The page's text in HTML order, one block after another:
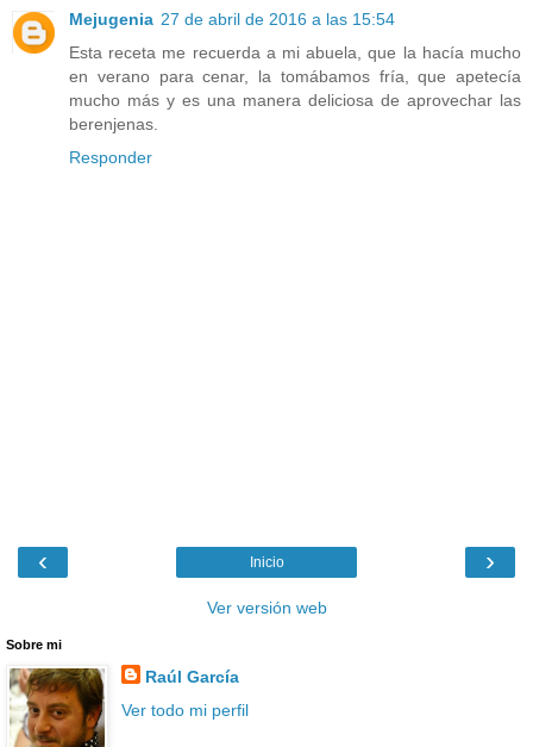
Mejugenia 27 de abril de 2016 a las 15:54
Esta receta me recuerda a mi abuela, que la hacía mucho
en verano para cenar, la tomábamos fría, que apetecía
mucho más y es una manera deliciosa de aprovechar las
berenjenas.
Responder
‹ ›
Inicio
Ver versión web
Sobre mi
Raúl García
Ver todo mi perfil